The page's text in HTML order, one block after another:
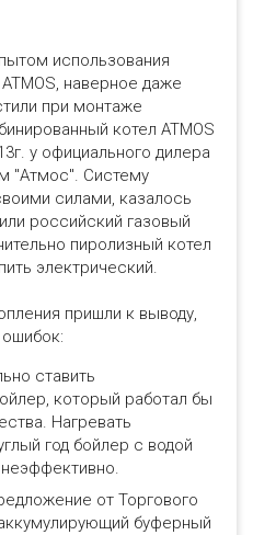
использования
наверное даже
при монтаже
котел ATMOS
у официального дилера
"Атмос". Систему
силами, казалось
российский газовый
пиролизный котел
электрический.
пришли к выводу,
ставить
который работал бы
Нагревать
год бойлер с водой
неэффективно.
от Торгового
буферный